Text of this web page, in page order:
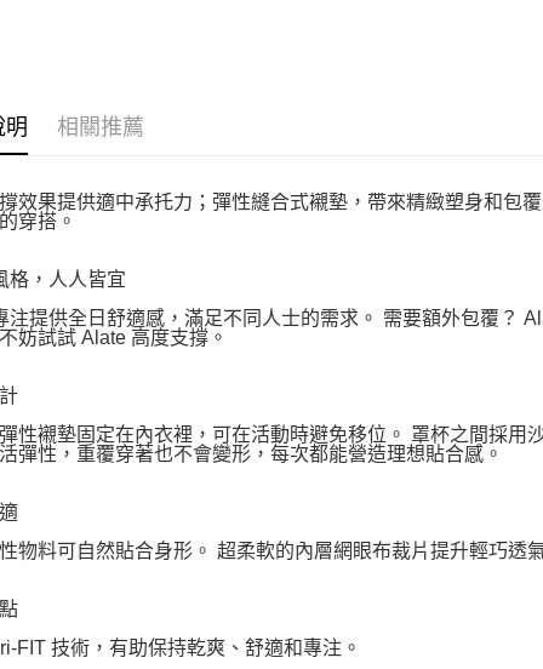
明 相關推薦
效果提供適中承托力；彈性縫合式襯墊，帶來精緻塑身和包
穿搭。
格，人人皆宜
注提供全日舒適感，滿足不同人士的需求。 需要額外包覆？
妨試試 Alate 高度支撐。
性襯墊固定在內衣裡，可在活動時避免移位。 罩杯之間採用
彈性，重覆穿著也不會變形，每次都能營造理想貼合感。
物料可自然貼合身形。 超柔軟的內層網眼布裁片提升輕巧透
FIT 技術，有助保持乾爽、舒適和專注。